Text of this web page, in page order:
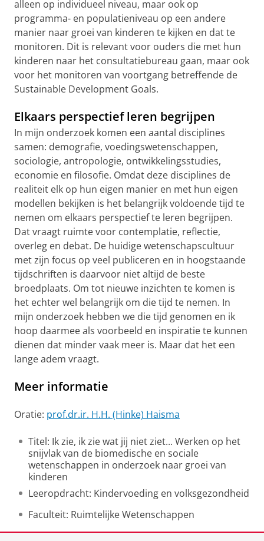
alleen op individueel niveau, maar ook op
programma- en populatieniveau op een andere
manier naar groei van kinderen te kijken en dat te
monitoren. Dit is relevant voor ouders die met hun
kinderen naar het consultatiebureau gaan, maar ook
voor het monitoren van voortgang betreffende de
Sustainable Development Goals.
Elkaars perspectief leren begrijpen
In mijn onderzoek komen een aantal disciplines
samen: demografie, voedingswetenschappen,
sociologie, antropologie, ontwikkelingsstudies,
economie en filosofie. Omdat deze disciplines de
realiteit elk op hun eigen manier en met hun eigen
modellen bekijken is het belangrijk voldoende tijd te
nemen om elkaars perspectief te leren begrijpen.
Dat vraagt ruimte voor contemplatie, reflectie,
overleg en debat. De huidige wetenschapscultuur
met zijn focus op veel publiceren en in hoogstaande
tijdschriften is daarvoor niet altijd de beste
broedplaats. Om tot nieuwe inzichten te komen is
het echter wel belangrijk om die tijd te nemen. In
mijn onderzoek hebben we die tijd genomen en ik
hoop daarmee als voorbeeld en inspiratie te kunnen
dienen dat minder vaak meer is. Maar dat het een
lange adem vraagt.
Meer informatie
Oratie: prof.dr.ir. H.H. (Hinke) Haisma
Titel: Ik zie, ik zie wat jij niet ziet... Werken op het
snijvlak van de biomedische en sociale
wetenschappen in onderzoek naar groei van
kinderen
Leeropdracht: Kindervoeding en volksgezondheid
Faculteit: Ruimtelijke Wetenschappen